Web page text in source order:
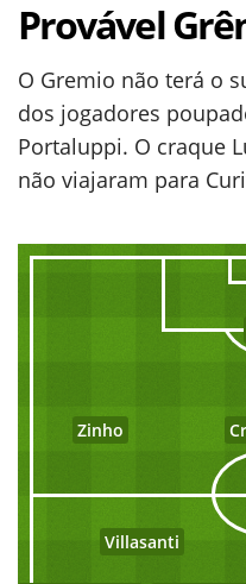
Provável
O Gremio não terá o
dos jogadores
Portaluppi. O craque
não viajaram para
Zinho
Villasanti